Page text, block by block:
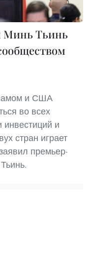
Тьинь
и США
во всех
инвестиций и
стран играет
премьер-